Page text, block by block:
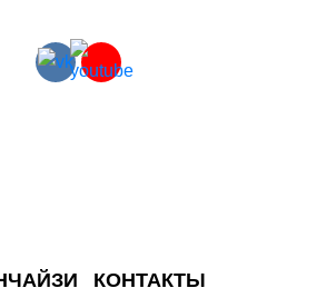
КОНТАКТЫ